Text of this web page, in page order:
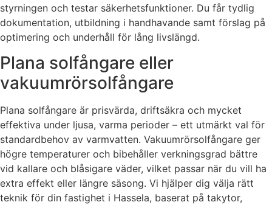
styrningen och testar säkerhetsfunktioner. Du får tydlig
dokumentation, utbildning i handhavande samt förslag på
optimering och underhåll för lång livslängd.
Plana solfångare eller
vakuumrörsolfångare
Plana solfångare är prisvärda, driftsäkra och mycket
effektiva under ljusa, varma perioder – ett utmärkt val för
standardbehov av varmvatten. Vakuumrörsolfångare ger
högre temperaturer och bibehåller verkningsgrad bättre
vid kallare och blåsigare väder, vilket passar när du vill ha
extra effekt eller längre säsong. Vi hjälper dig välja rätt
teknik för din fastighet i Hassela, baserat på takytor,